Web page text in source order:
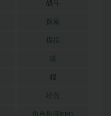
战斗
探索
模拟
球
程
经营
角色扮演RPG